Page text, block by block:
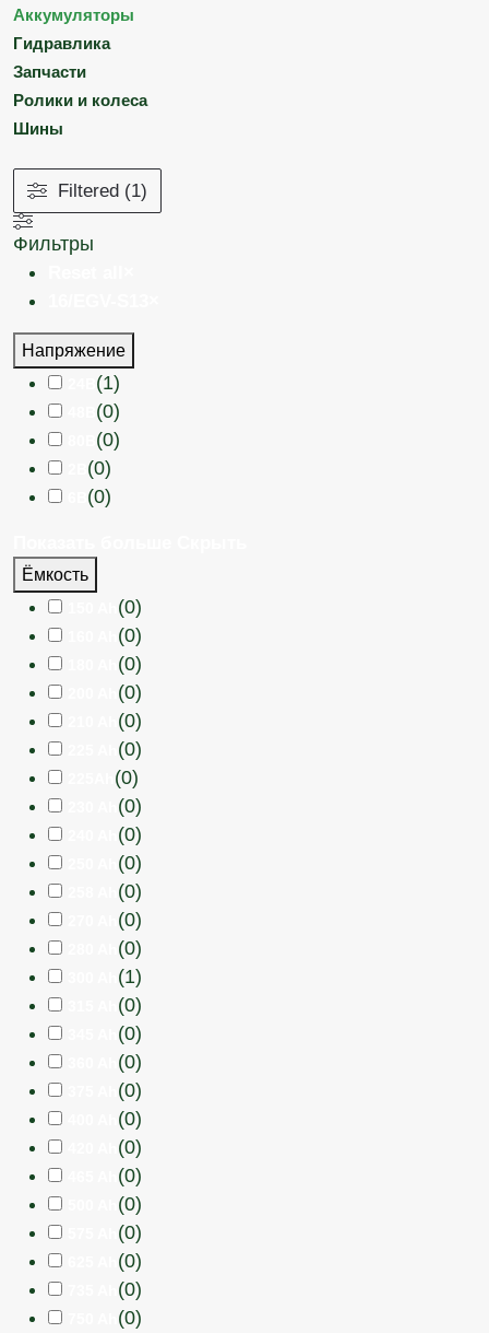
Аккумуляторы
Гидравлика
Запчасти
Ролики и колеса
Шины
Filtered (1)
Фильтры
Напряжение
(1)
(0)
(0)
(0)
(0)
Ёмкость
(0)
(0)
(0)
(0)
(0)
(0)
(0)
(0)
(0)
(0)
(0)
(0)
(0)
(1)
(0)
(0)
(0)
(0)
(0)
(0)
(0)
(0)
(0)
(0)
(0)
(0)